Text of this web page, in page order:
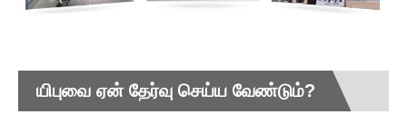
யிபுவை ஏன் தேர்வு செய்ய வேண்டும்?